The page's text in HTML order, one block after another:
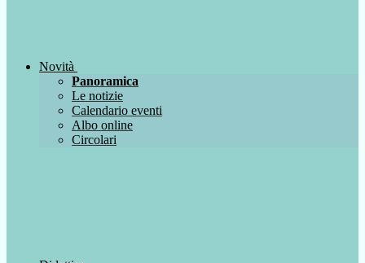
Novità
Panoramica
Le notizie
Calendario eventi
Albo online
Circolari